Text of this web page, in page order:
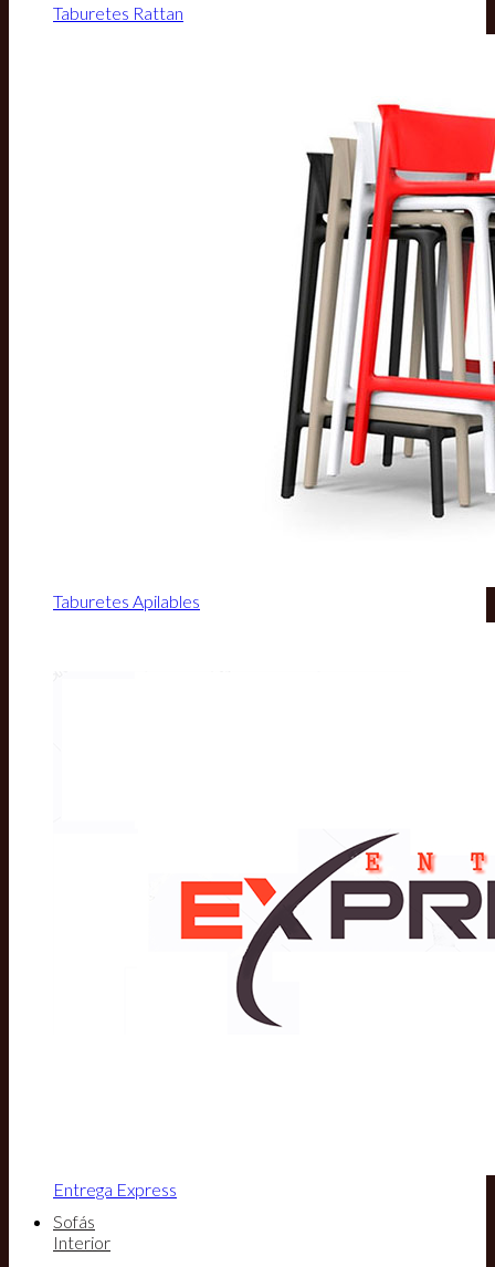
Taburetes Rattan
Taburetes Apilables
Entrega Express
Sofás
Interior